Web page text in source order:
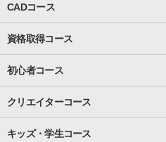
関数
ピボットテーブル
マクロ
資料作成（基礎）
CADコース
図面作成（基礎）
図面作成（応用）
資格取得コース
VBAエキスパート
ビジネス統計
CS
サーティファイ
初心者コース
案内文書・レター・はがき・POP作成
インターネット活用
クリエイターコース
基礎
キッズ・学生コース